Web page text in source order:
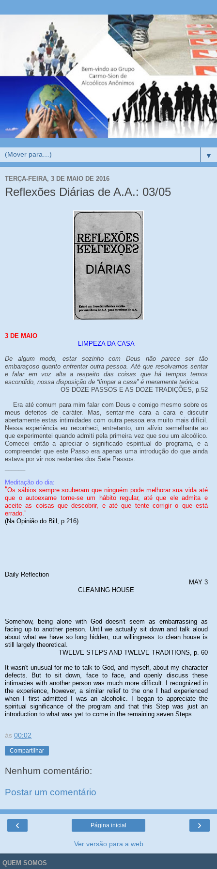
▼
TERÇA-FEIRA, 3 DE MAIO DE 2016
Reflexões Diárias de A.A.: 03/05
3 DE MAIO
LIMPEZA DA CASA
De algum modo, estar sozinho com Deus não parece ser tão
embaraçoso quanto enfrentar outra pessoa. Até que resolvamos sentar
e falar em voz alta a respeito das coisas que há tempos temos
escondido, nossa disposição de “limpar a casa” é meramente teórica.
OS DOZE PASSOS E AS DOZE TRADIÇÕES, p.52
Era até comum para mim falar com Deus e comigo mesmo sobre os
meus defeitos de caráter. Mas, sentar-me cara a cara e discutir
abertamente estas intimidades com outra pessoa era muito mais difícil.
Nessa experiência eu reconheci, entretanto, um alívio semelhante ao
que experimentei quando admiti pela primeira vez que sou um alcoólico.
Comecei então a apreciar o significado espiritual do programa, e a
compreender que este Passo era apenas uma introdução do que ainda
estava por vir nos restantes dos Sete Passos.
Meditação do dia:
“Os sábios sempre souberam que ninguém pode melhorar sua vida até
que o autoexame torne-se um hábito regular, até que ele admita e
aceite as coisas que descobrir, e até que tente corrigir o que está
errado.”
(Na Opinião do Bill, p.216)
Daily Reflection
MAY 3
CLEANING HOUSE
Somehow, being alone with God doesn't seem as embarrassing as
facing up to another person. Until we actually sit down and talk aloud
about what we have so long hidden, our willingness to clean house is
still largely theoretical.
TWELVE STEPS AND TWELVE TRADITIONS, p. 60
It wasn't unusual for me to talk to God, and myself, about my character
defects. But to sit down, face to face, and openly discuss these
intimacies with another person was much more difficult. I recognized in
the experience, however, a similar relief to the one I had experienced
when I first admitted I was an alcoholic. I began to appreciate the
spiritual significance of the program and that this Step was just an
introduction to what was yet to come in the remaining seven Steps.
às 00:02
Compartilhar
Nenhum comentário:
Postar um comentário
‹ ›
Página inicial
Ver versão para a web
QUEM SOMOS